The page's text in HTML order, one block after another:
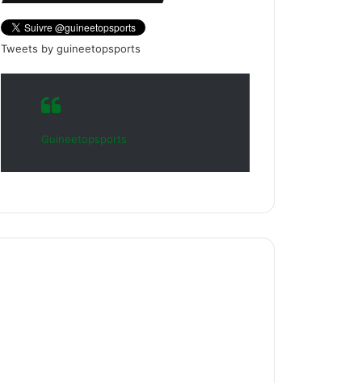
Tweets by guineetopsports
Guineetopsports